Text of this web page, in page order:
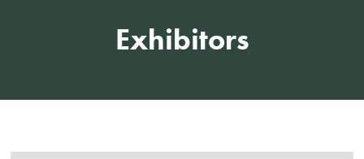
Exhibitors